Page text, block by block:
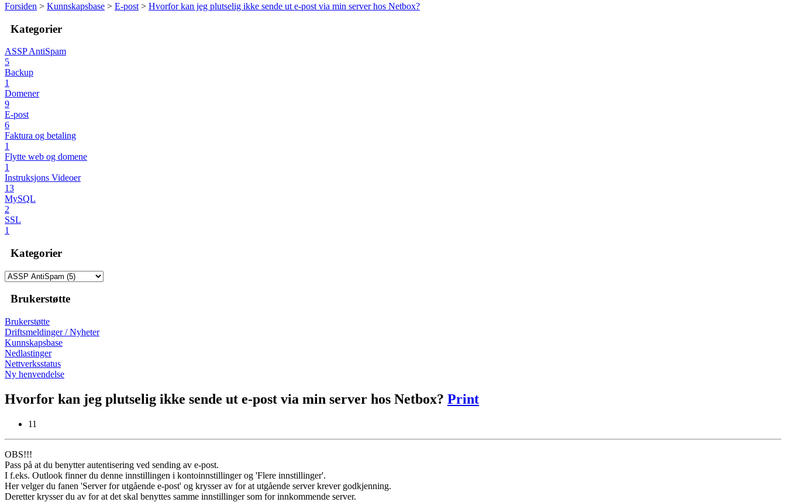
Forsiden > Kunnskapsbase > E-post > Hvorfor kan jeg plutselig ikke sende ut e-post via min server hos Netbox?
Kategorier
ASSP AntiSpam
5
Backup
1
Domener
9
E-post
6
Faktura og betaling
1
Flytte web og domene
1
Instruksjons Videoer
13
MySQL
2
SSL
1
Kategorier
Brukerstøtte
Brukerstøtte
Driftsmeldinger / Nyheter
Kunnskapsbase
Nedlastinger
Nettverksstatus
Ny henvendelse
Hvorfor kan jeg plutselig ikke sende ut e-post via min server hos Netbox? Print
11
OBS!!!
Pass på at du benytter autentisering ved sending av e-post.
I f.eks. Outlook finner du denne innstillingen i kontoinnstillinger og 'Flere innstillinger'.
Her velger du fanen 'Server for utgående e-post' og krysser av for at utgående server krever godkjenning.
Deretter krysser du av for at det skal benyttes samme innstillinger som for innkommende server.